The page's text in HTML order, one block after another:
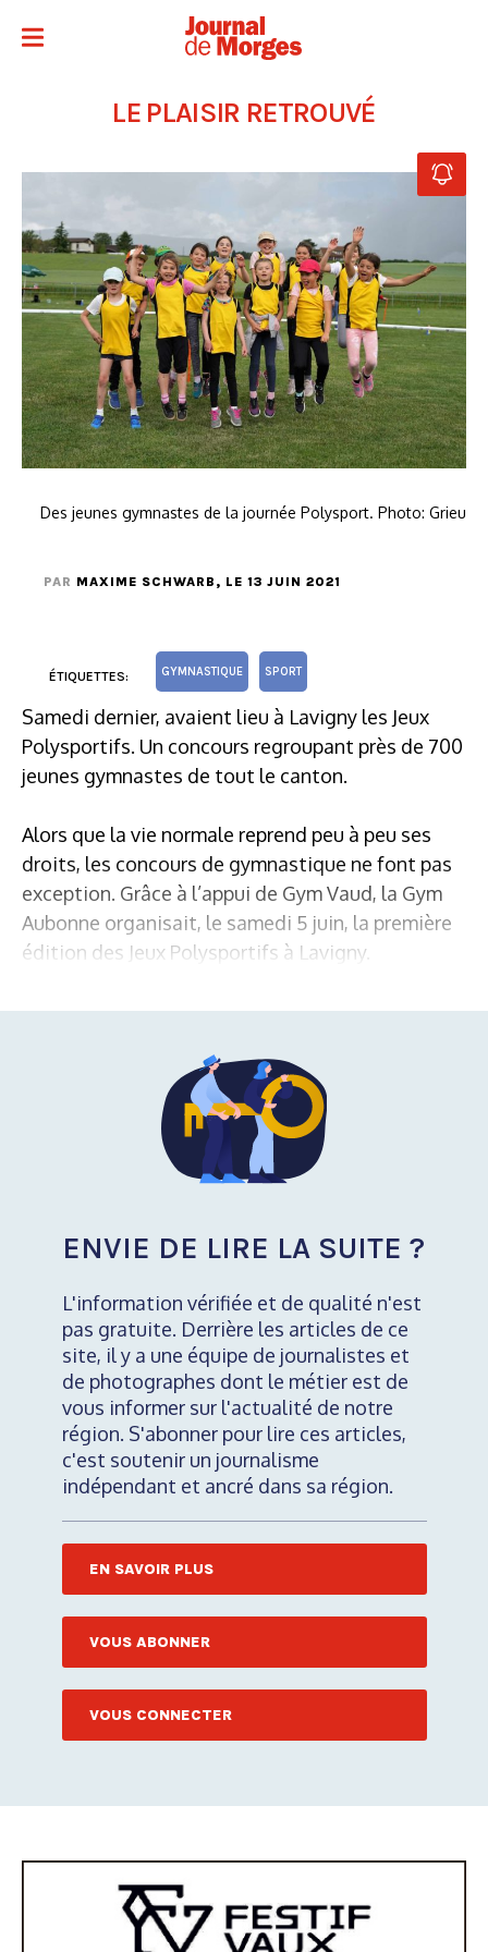
LE PLAISIR RETROUVÉ
Des jeunes gymnastes de la journée Polysport. Photo: Grieu
PAR MAXIME SCHWARB , LE 13 JUIN 2021
ÉTIQUETTES: GYMNASTIQUE SPORT
Samedi dernier, avaient lieu à Lavigny les Jeux
Polysportifs. Un concours regroupant près de 700
jeunes gymnastes de tout le canton.
Alors que la vie normale reprend peu à peu ses
droits, les concours de gymnastique ne font pas
exception. Grâce à l’appui de Gym Vaud, la Gym
Aubonne organisait, le samedi 5 juin, la première
édition des Jeux Polysportifs à Lavigny.
ENVIE DE LIRE LA SUITE ?
L'information vérifiée et de qualité n'est
pas gratuite. Derrière les articles de ce
site, il y a une équipe de journalistes et
de photographes dont le métier est de
vous informer sur l'actualité de notre
région. S'abonner pour lire ces articles,
c'est soutenir un journalisme
indépendant et ancré dans sa région.
EN SAVOIR PLUS
VOUS ABONNER
VOUS CONNECTER